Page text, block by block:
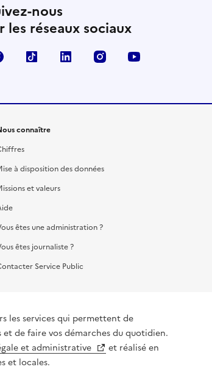
nous
les réseaux sociaux
FacebookTikTok LinkedIn Instagram
connaître
à disposition des données
et valeurs
êtes une administration ?
êtes journaliste ?
Service Public
les services qui permettent de
de faire vos démarches du quotidien.
et administrative
et réalisé en
et locales.